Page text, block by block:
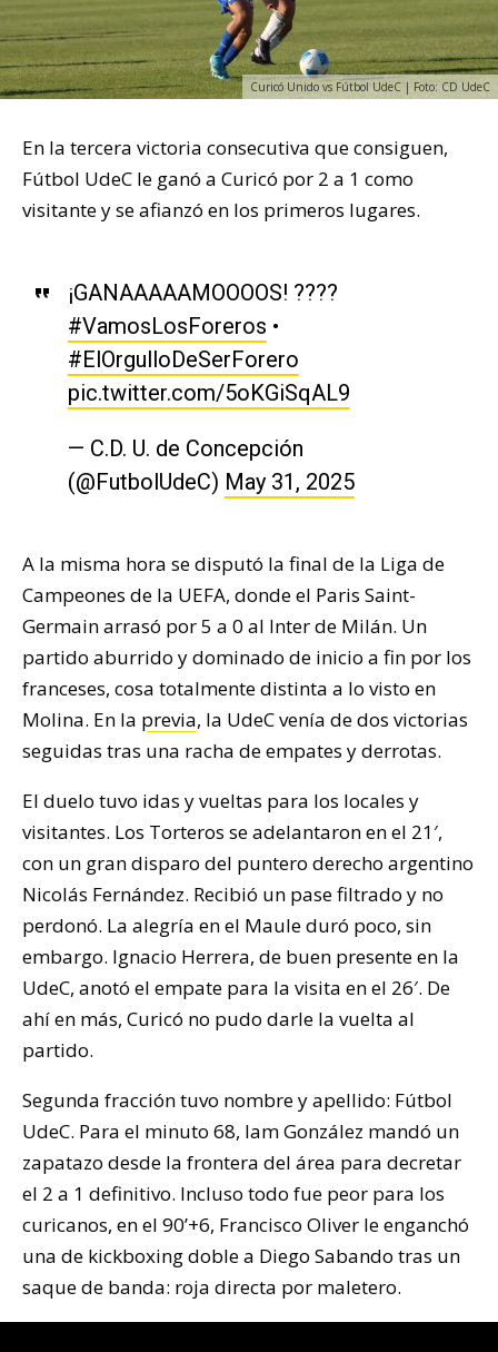
Curicó Unido vs Fútbol UdeC | Foto: CD UdeC
En la tercera victoria consecutiva que consiguen,
Fútbol UdeC le ganó a Curicó por 2 a 1 como
visitante y se afianzó en los primeros lugares.
¡GANAAAAAMOOOOS! ????
#VamosLosForeros •
#ElOrgulloDeSerForero
pic.twitter.com/5oKGiSqAL9
— C.D. U. de Concepción
(@FutbolUdeC) May 31, 2025
A la misma hora se disputó la final de la Liga de
Campeones de la UEFA, donde el Paris Saint-
Germain arrasó por 5 a 0 al Inter de Milán. Un
partido aburrido y dominado de inicio a fin por los
franceses, cosa totalmente distinta a lo visto en
Molina. En la previa, la UdeC venía de dos victorias
seguidas tras una racha de empates y derrotas.
El duelo tuvo idas y vueltas para los locales y
visitantes. Los Torteros se adelantaron en el 21′,
con un gran disparo del puntero derecho argentino
Nicolás Fernández. Recibió un pase filtrado y no
perdonó. La alegría en el Maule duró poco, sin
embargo. Ignacio Herrera, de buen presente en la
UdeC, anotó el empate para la visita en el 26′. De
ahí en más, Curicó no pudo darle la vuelta al
partido.
Segunda fracción tuvo nombre y apellido: Fútbol
UdeC. Para el minuto 68, Iam González mandó un
zapatazo desde la frontera del área para decretar
el 2 a 1 definitivo. Incluso todo fue peor para los
curicanos, en el 90’+6, Francisco Oliver le enganchó
una de kickboxing doble a Diego Sabando tras un
saque de banda: roja directa por maletero.